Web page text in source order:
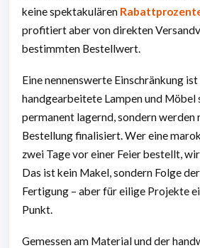
keine spektakulären
profitiert aber von direkten
bestimmten Bestellwert.
Eine nennenswerte Einschränkung
handgearbeitete Lampen und Möbel
permanent lagernd, sondern werden
Bestellung finalisiert. Wer eine
zwei Tage vor einer Feier bestellt,
Das ist kein Makel, sondern Folge
Fertigung – aber für eilige Projekte
Punkt.
Gemessen am Material und der